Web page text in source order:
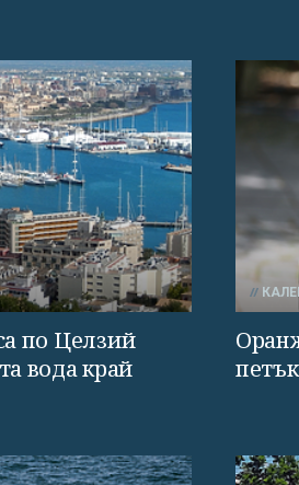
по Целзий
вода край
петък